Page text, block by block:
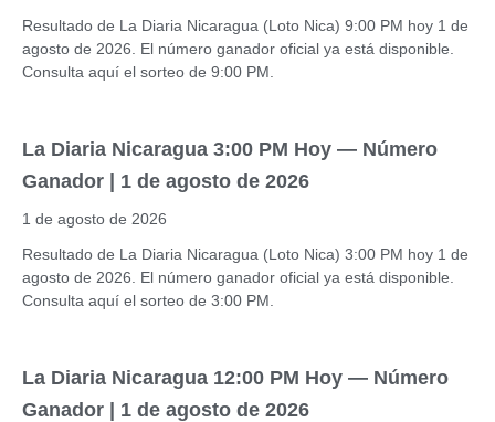
Resultado de La Diaria Nicaragua (Loto Nica) 9:00 PM hoy 1 de
agosto de 2026. El número ganador oficial ya está disponible.
Consulta aquí el sorteo de 9:00 PM.
La Diaria Nicaragua 3:00 PM Hoy — Número
Ganador | 1 de agosto de 2026
1 de agosto de 2026
Resultado de La Diaria Nicaragua (Loto Nica) 3:00 PM hoy 1 de
agosto de 2026. El número ganador oficial ya está disponible.
Consulta aquí el sorteo de 3:00 PM.
La Diaria Nicaragua 12:00 PM Hoy — Número
Ganador | 1 de agosto de 2026